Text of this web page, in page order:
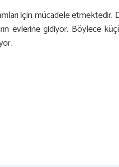
için mücadele etmektedir.
evlerine gidiyor. Böylece